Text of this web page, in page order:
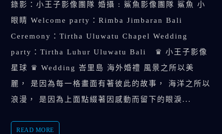
錄影：小王子影像團隊 婚攝 : 鯊魚影像團隊 鯊魚 小
眼睛 Welcome party：Rimba Jimbaran Bali
Ceremony：Tirtha Uluwatu Chapel Wedding
party：Tirtha Luhur Uluwatu Bali ♛ 小王子影像
星球 ♛ Wedding 峇里島 海外婚禮 風景之所以美
麗， 是因為每一格畫面有著彼此的故事， 海洋之所以
浪漫， 是因為上面點綴著因感動而留下的眼淚...
READ MORE